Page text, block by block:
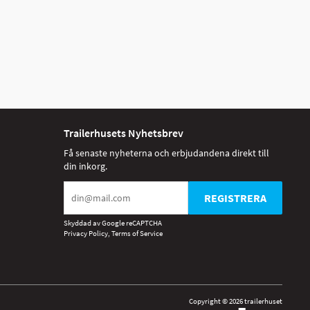
Trailerhusets Nyhetsbrev
Få senaste nyheterna och erbjudandena direkt till
din inkorg.
REGISTRERA
Skyddad av Google reCAPTCHA
Privacy Policy, Terms of Service
Copyright © 2026 trailerhuset